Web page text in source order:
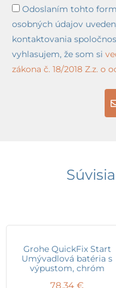
Odoslaním tohto
osobných údajov
kontaktovania
vyhlasujem, že som si
zákona č. 18/2018 Z.z. o
Grohe QuickFix Start
Umývadlová batéria s
výpustom, chróm
78,34 €